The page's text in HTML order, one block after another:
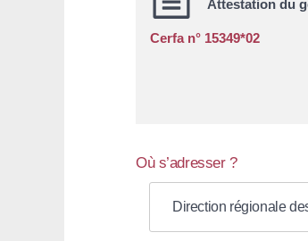
Attestation du
Cerfa n° 15349*02
Où s’adresser ?
Direction régionale